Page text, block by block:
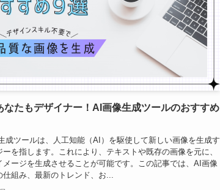
なたもデザイナー！AI画像生成ツールのおすすめ
成ツールは、人工知能（AI）を駆使して新しい画像を生成す
ーを指します。これにより、テキストや既存の画像を元に、
メージを生成させることが可能です。この記事では、AI画像
組み、最新のトレンド、お...